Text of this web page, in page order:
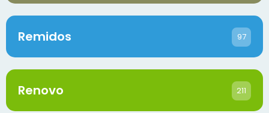
Remidos 97
Renovo 211